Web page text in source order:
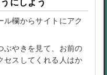
ル欄からサイトにアク
ぶやきを見て、お前の
セスしてくれる人はか